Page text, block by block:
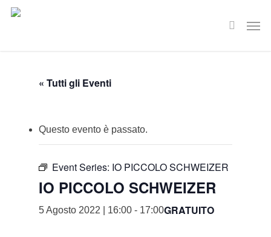
Skip
search
« Tutti gli Eventi
Questo evento è passato.
Event Series: IO PICCOLO SCHWEIZER
IO PICCOLO SCHWEIZER
5 Agosto 2022 | 16:00 - 17:00GRATUITO